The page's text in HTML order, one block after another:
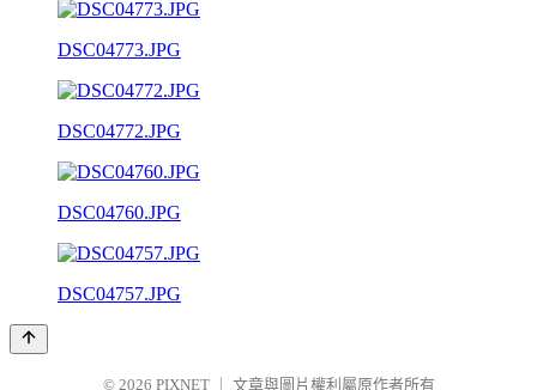
DSC04773.JPG
DSC04772.JPG
DSC04760.JPG
DSC04757.JPG
© 2026 PIXNET 文章與圖片權利屬原作者所有